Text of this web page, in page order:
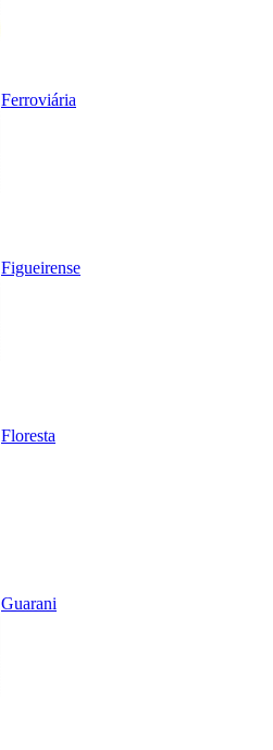
Ferroviária
Figueirense
Floresta
Guarani